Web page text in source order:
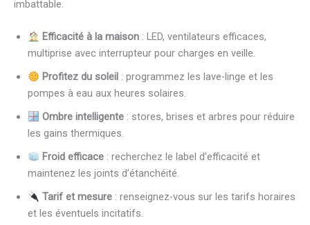
imbattable.
Efficacité à la maison: LED, ventilateurs efficaces,
multiprise avec interrupteur pour charges en veille.
Profitez du soleil: programmez les lave-linge et les
pompes à eau aux heures solaires.
Ombre intelligente: stores, brises et arbres pour réduire
les gains thermiques.
Froid efficace: recherchez le label d’efficacité et
maintenez les joints d’étanchéité.
Tarif et mesure: renseignez-vous sur les tarifs horaires
et les éventuels incitatifs.